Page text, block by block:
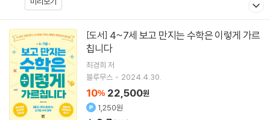
[도서]
칩니다
최경희 저
블루무스
2024.4.30.
10% 22,500원
1,250원